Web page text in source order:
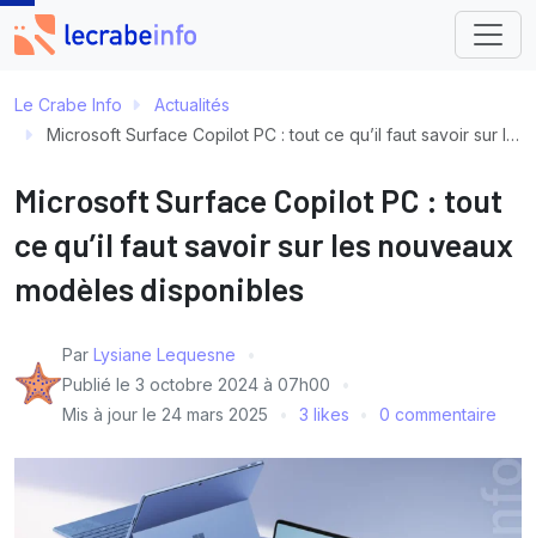
Le Crabe Info
Actualités
Microsoft Surface Copilot PC : tout ce qu’il faut savoir sur les nouveaux modèles disponibles
Microsoft Surface Copilot PC : tout
ce qu’il faut savoir sur les nouveaux
modèles disponibles
Par Lysiane Lequesne
Publié le 3 octobre 2024 à 07h00
Mis à jour le 24 mars 2025 3 likes 0 commentaire